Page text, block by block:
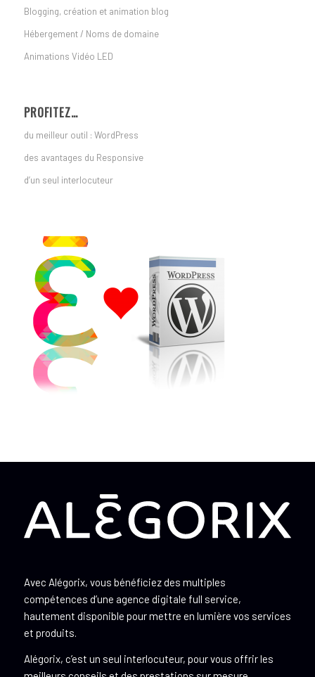
Blogging, création et animation blog
Hébergement / Noms de domaine
Animations Vidéo LED
PROFITEZ…
du meilleur outil : WordPress
des avantages du Responsive
d’un seul interlocuteur
Avec Alégorix, vous bénéficiez des multiples
compétences d’une agence digitale full service,
hautement disponible pour mettre en lumière vos services
et produits.
Alégorix, c’est un seul interlocuteur, pour vous offrir les